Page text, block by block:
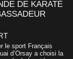
DE KARATÉ
le sport Français
d’Orsay a choisi la